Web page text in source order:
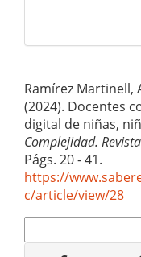
Ramírez Martinell,
(2024). Docentes
digital de niñas,
Complejidad.
Págs. 20 - 41.
https://
c/article/view/28